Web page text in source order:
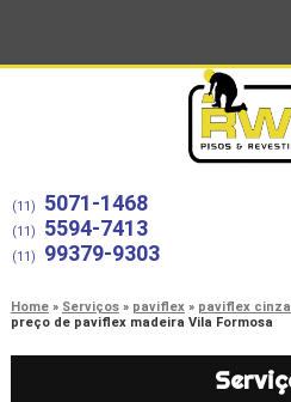
(11) 5071-1468
(11) 5594-7413
(11) 99379-9303
Home Serviços paviflex
paviflex cinza
preço de paviflex madeira Vila Formosa